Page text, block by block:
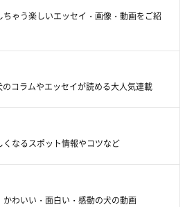
ゃう楽しいエッセイ・画像・動画をご紹
コラムやエッセイが読める大人気連載
なるスポット情報やコツなど
わいい・面白い・感動の犬の動画